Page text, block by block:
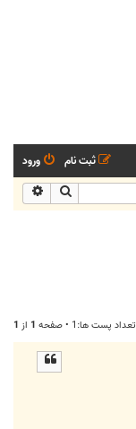
ورود
ثبت نام
جستجو
تعداد پست ها:1 • صفحه 1 از 1